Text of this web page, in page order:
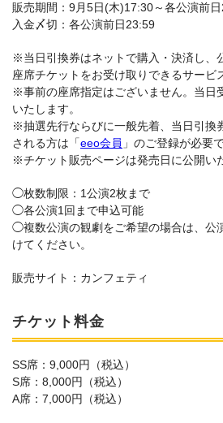
販売期間：9月5日(木)17:30～各公演前
入金〆切：各公演前日23:59
※当日引換券はネットで購入・決済し、
座席チケットをお受け取りできるサービ
※事前の座席指定はございません。当日
いたします。
※抽選先行ならびに一般先着、当日引換
される方は「eeo会員 」のご登録が必要
※チケット販売ページは発売日に公開い
◯枚数制限：1公演2枚まで
◯各公演1回まで申込可能
◯複数公演の観劇をご希望の場合は、公
けてください。
販売サイト：カンフェティ
チケット料金
SS席：9,000円（税込）
S席：8,000円（税込）
A席：7,000円（税込）